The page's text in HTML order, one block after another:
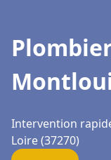
Intervention
Loire (37270)